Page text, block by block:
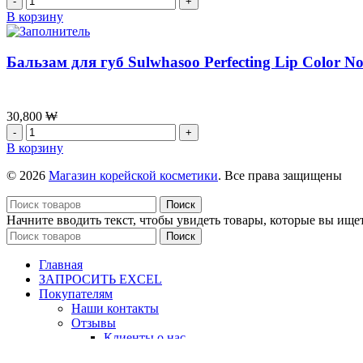
of
Whoo
Gongjinhyang:
Luxury
мл
товара
Бальзам
губ
Sulwhasoo
Color
No.
9460
Berry,
г
В корзину
Бальзам для губ Sulwhasoo Perfecting Lip Color
30,800 ₩
Количество
товара
Бальзам
для
Sulwhasoo
Perfecting
Lip
Color
No.520(AMBER),
3
г
В корзину
© 2026 Магазин корейской косметики. Все права защищены
Поиск
Начните вводить текст, чтобы увидеть товары, которые вы
Поиск
Главная
ЗАПРОСИТЬ EXCEL
Покупателям
Наши контакты
Отзывы
Клиенты о нас